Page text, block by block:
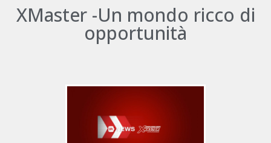
XMaster -Un mondo ricco di
opportunità